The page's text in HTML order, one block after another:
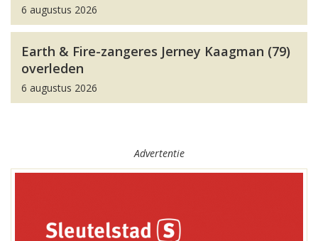
6 augustus 2026
Earth & Fire-zangeres Jerney Kaagman (79)
overleden
6 augustus 2026
Advertentie